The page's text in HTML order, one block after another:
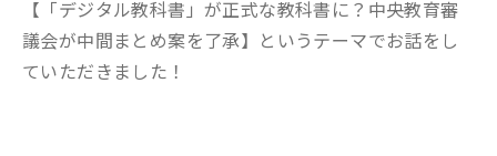
【「デジタル教科書」が正式な教科書に？中央教育審
議会が中間まとめ案を了承】というテーマでお話をし
ていただきました！